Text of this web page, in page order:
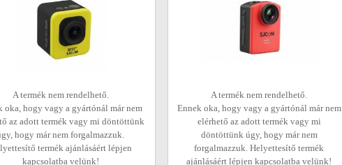
A termék nem rendelhető.
oka, hogy vagy a gyártónál már nem
az adott termék vagy mi döntöttünk
hogy már nem forgalmazzuk.
termék ajánlásáért lépjen
kapcsolatba velünk!
A termék nem rendelhető.
Ennek oka, hogy vagy a gyártónál már nem
elérhető az adott termék vagy mi
döntöttünk úgy, hogy már nem
forgalmazzuk. Helyettesítő termék
ajánlásáért lépjen kapcsolatba velünk!